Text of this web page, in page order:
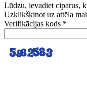
Lūdzu, ievadiet ciparus,
Uzklikšķinot uz attēla
Verifikācijas kods *